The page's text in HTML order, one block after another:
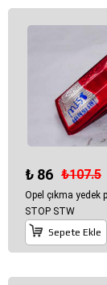
₺ 86 ₺107.5
Opel çıkma yedek
STOP STW
Sepete Ekle